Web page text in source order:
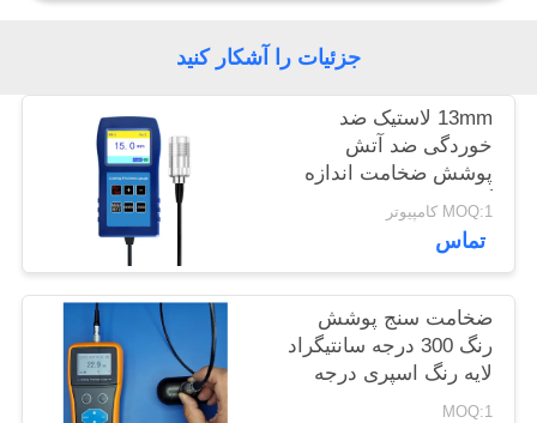
نقشه
سایت
PRIVACY
POLICY
جزئیات را آشکار کنید
13mm لاستیک ضد
خوردگی ضد آتش
پوشش ضخامت اندازه
گیری TG-6008
MOQ:1 کامپیوتر
تماس
ضخامت سنج پوشش
رنگ 300 درجه سانتیگراد
لایه رنگ اسپری درجه
حرارت بالا
MOQ:1